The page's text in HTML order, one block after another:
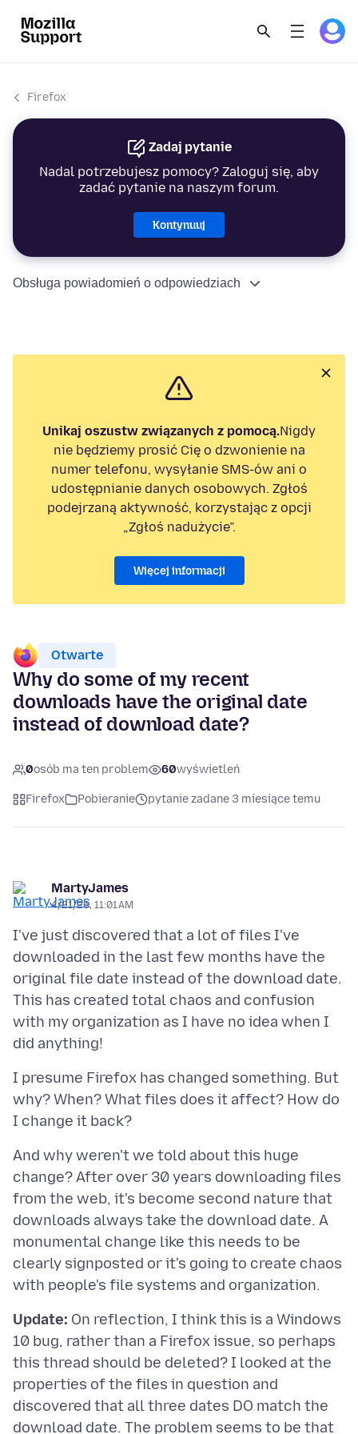
Firefox
Zadaj pytanie
Nadal potrzebujesz pomocy? Zaloguj się, aby
zadać pytanie na naszym forum.
Kontynuuj
Obsługa powiadomień o odpowiedziach
Unikaj oszustw związanych z pomocą.Nigdy
nie będziemy prosić Cię o dzwonienie na
numer telefonu, wysyłanie SMS-ów ani o
udostępnianie danych osobowych. Zgłoś
podejrzaną aktywność, korzystając z opcji
„Zgłoś nadużycie”.
Więcej informacji
Otwarte
Why do some of my recent
downloads have the original date
instead of download date?
0osób ma ten problem 60wyświetleń
Firefox Pobieranie pytanie zadane 3 miesiące temu
MartyJames
4/21/26, 11:01 AM
I've just discovered that a lot of files I've
downloaded in the last few months have the
original file date instead of the download date.
This has created total chaos and confusion
with my organization as I have no idea when I
I presume Firefox has changed something. But
why? When? What files does it affect? How do
And why weren't we told about this huge
change? After over 30 years downloading files
from the web, it's become second nature that
downloads always take the download date. A
monumental change like this needs to be
clearly signposted or it's going to create chaos
Update: On reflection, I think this is a Windows
10 bug, rather than a Firefox issue, so perhaps
this thread should be deleted? I looked at the
properties of the files in question and
discovered that all three dates DO match the
download date. The problem seems to be that